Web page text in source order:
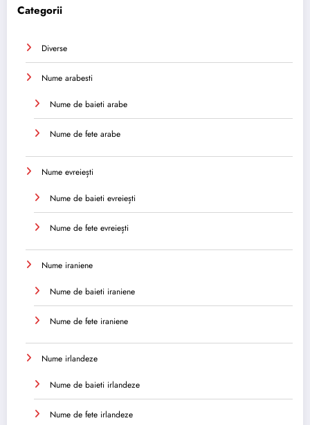
Categorii
Diverse
Nume arabesti
Nume de baieti arabe
Nume de fete arabe
Nume evreiești
Nume de baieti evreiești
Nume de fete evreiești
Nume iraniene
Nume de baieti iraniene
Nume de fete iraniene
Nume irlandeze
Nume de baieti irlandeze
Nume de fete irlandeze